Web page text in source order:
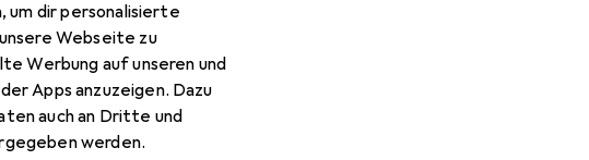
um dir personalisierte
Webseite zu
Werbung auf unseren und
Apps anzuzeigen. Dazu
auch an Dritte und
werden.
für Hama Fine Art